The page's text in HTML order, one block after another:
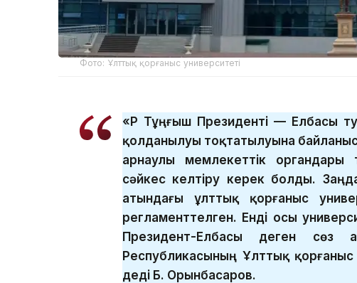
Фото: Ұлттық қорғаныс университеті
«ҚР Тұңғыш Президенті — Елбасы
қолданылуы тоқтатылуына
арнаулы мемлекеттік
сәйкес келтіру керек болды.
атындағы ұлттық қорғаныс
регламенттелген. Енді осы
Президент-Елбасы деген сөз
Республикасының Ұлттық
деді Б. Орынбасаров.